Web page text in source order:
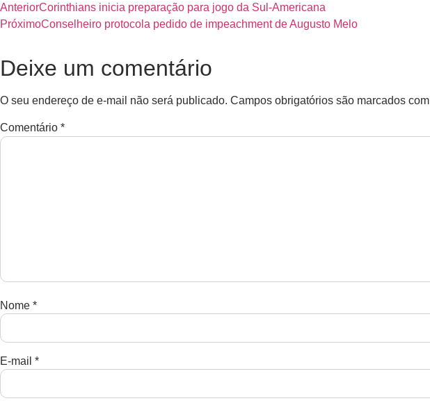
AnteriorCorinthians inicia preparação para jogo da Sul-Americana
PróximoConselheiro protocola pedido de impeachment de Augusto Melo
Deixe um comentário
O seu endereço de e-mail não será publicado. Campos obrigatórios são marcados com
Comentário *
Nome *
E-mail *